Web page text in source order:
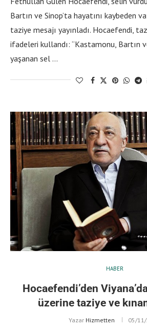
Bartın ve Sinop’ta hayatını kaybeden
taziye mesajı yayınladı. Hocaefendi,
ifadeleri kullandı: “Kastamonu, Bartın
yaşanan sel …
HABER
Hocaefendi’den
üzerine taziye ve
Yazar Hizmetten 05/